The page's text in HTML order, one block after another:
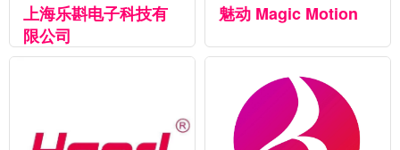
上海乐斟电子科技有
限公司
魅动 Magic Motion